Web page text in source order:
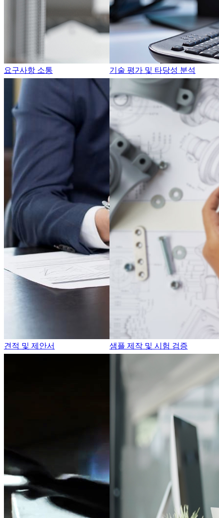
요구사항 소통 기술 평가 및 타당성 분석
견적 및 제안서 샘플 제작 및 시험 검증